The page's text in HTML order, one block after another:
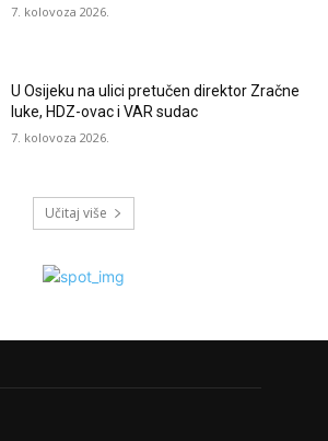
7. kolovoza 2026.
U Osijeku na ulici pretučen direktor Zračne
luke, HDZ-ovac i VAR sudac
7. kolovoza 2026.
Učitaj više